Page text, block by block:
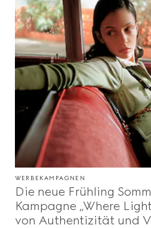
WERBEKAMPAGNEN
Die neue Frühling
Kampagne „Where
von Authentizität und